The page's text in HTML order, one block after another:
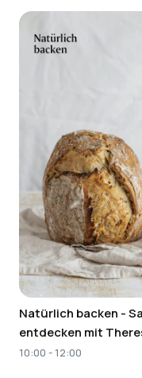
Natürlich backen -
entdecken mit
10:00 - 12:00